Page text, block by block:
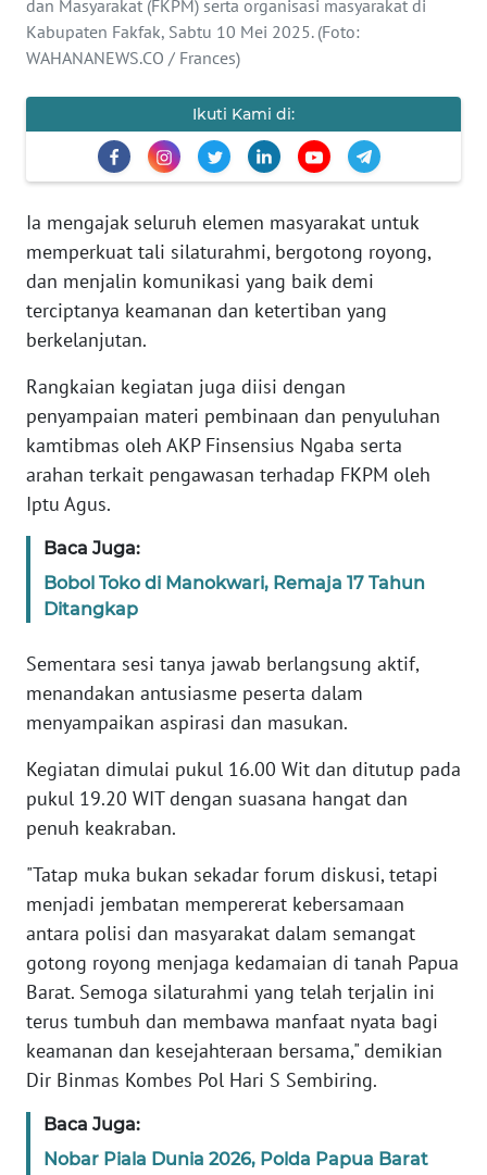
dan Masyarakat (FKPM) serta organisasi masyarakat di
Kabupaten Fakfak, Sabtu 10 Mei 2025. (Foto:
WAHANANEWS.CO / Frances)
Ikuti Kami di:
Ia mengajak seluruh elemen masyarakat untuk
memperkuat tali silaturahmi, bergotong royong,
dan menjalin komunikasi yang baik demi
terciptanya keamanan dan ketertiban yang
berkelanjutan.
Rangkaian kegiatan juga diisi dengan
penyampaian materi pembinaan dan penyuluhan
kamtibmas oleh AKP Finsensius Ngaba serta
arahan terkait pengawasan terhadap FKPM oleh
Iptu Agus.
Baca Juga:
Bobol Toko di Manokwari, Remaja 17 Tahun
Ditangkap
Sementara sesi tanya jawab berlangsung aktif,
menandakan antusiasme peserta dalam
menyampaikan aspirasi dan masukan.
Kegiatan dimulai pukul 16.00 Wit dan ditutup pada
pukul 19.20 WIT dengan suasana hangat dan
penuh keakraban.
"Tatap muka bukan sekadar forum diskusi, tetapi
menjadi jembatan mempererat kebersamaan
antara polisi dan masyarakat dalam semangat
gotong royong menjaga kedamaian di tanah Papua
Barat. Semoga silaturahmi yang telah terjalin ini
terus tumbuh dan membawa manfaat nyata bagi
keamanan dan kesejahteraan bersama," demikian
Dir Binmas Kombes Pol Hari S Sembiring.
Baca Juga:
Nobar Piala Dunia 2026, Polda Papua Barat
TENTANG
KAMI
MEDIA
KARIR
DISCLAIMER
Wahana
Regional
WN
SUMUT
JAKARTA
JABAR
WN
WN
NTT
WN
KEPRI
WN
PAPUA
WN
BARAT
WN
RIAU